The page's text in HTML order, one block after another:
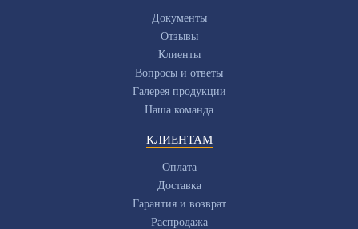
Документы
Отзывы
Клиенты
Вопросы и ответы
Галерея продукции
Наша команда
КЛИЕНТАМ
Оплата
Доставка
Гарантия и возврат
Распродажа